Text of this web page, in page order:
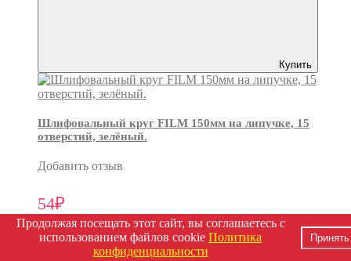
Купить
Шлифовальный круг FILM 150мм на липучке, 15
отверстий, зелёный.
Добавить отзыв
54₽
Продолжая посещать этот сайт, вы соглашаетесь с
использованием файлов cookie Политика
конфиденциальности
Принять